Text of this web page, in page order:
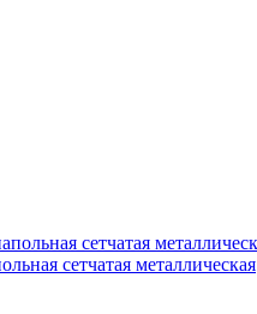
сетчатая металлическая